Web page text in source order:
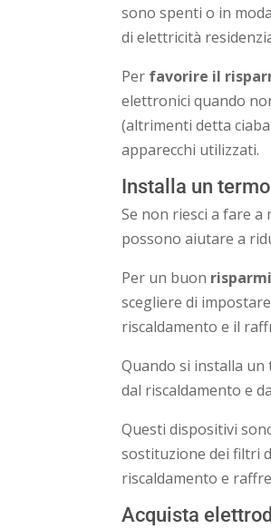
sono spenti o in
di elettricità
Per favorire il
elettronici quando
(altrimenti detta
apparecchi utilizzati.
Installa un
Se non riesci a fare a
possono aiutare a
Per un buon
scegliere di
riscaldamento e il
Quando si installa
dal riscaldamento e
Questi dispositivi
sostituzione dei filtri
riscaldamento e
Acquista